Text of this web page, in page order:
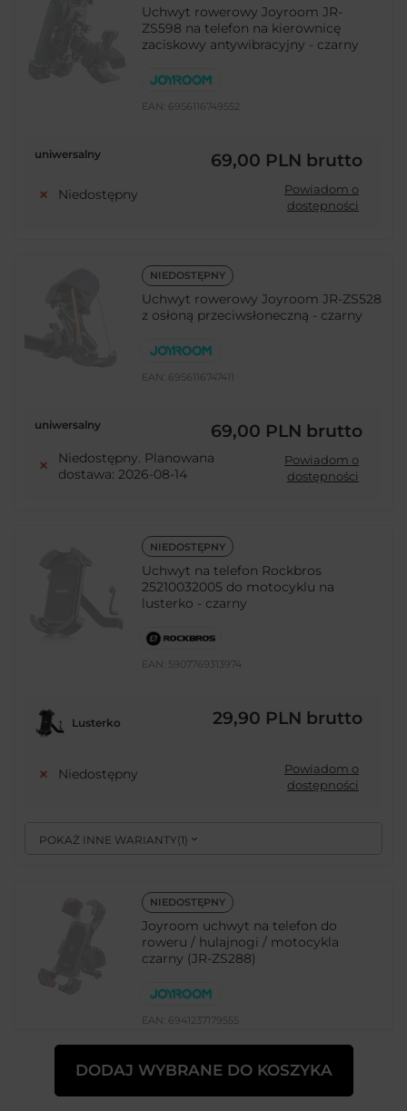
Uchwyt rowerowy Joyroom JR-
ZS598 na telefon na kierownicę
zaciskowy antywibracyjny - czarny
EAN: 6956116749552
uniwersalny 69,00 PLN brutto
Niedostępny
Powiadom o
dostępności
NIEDOSTĘPNY
Uchwyt rowerowy Joyroom JR-ZS528
z osłoną przeciwsłoneczną - czarny
EAN: 6956116747411
uniwersalny 69,00 PLN brutto
Niedostępny. Planowana
dostawa: 2026-08-14
Powiadom o
dostępności
NIEDOSTĘPNY
Uchwyt na telefon Rockbros
25210032005 do motocyklu na
lusterko - czarny
EAN: 5907769313974
POKAŻ INNE WARIANTY( 1)
Lusterko 29,90 PLN brutto
Niedostępny
Powiadom o
dostępności
NIEDOSTĘPNY
Joyroom uchwyt na telefon do
roweru / hulajnogi / motocykla
czarny (JR-ZS288)
EAN: 6941237179555
uniwersalny
39,99 PLNbrutto
DODAJ WYBRANE DO KOSZYKA